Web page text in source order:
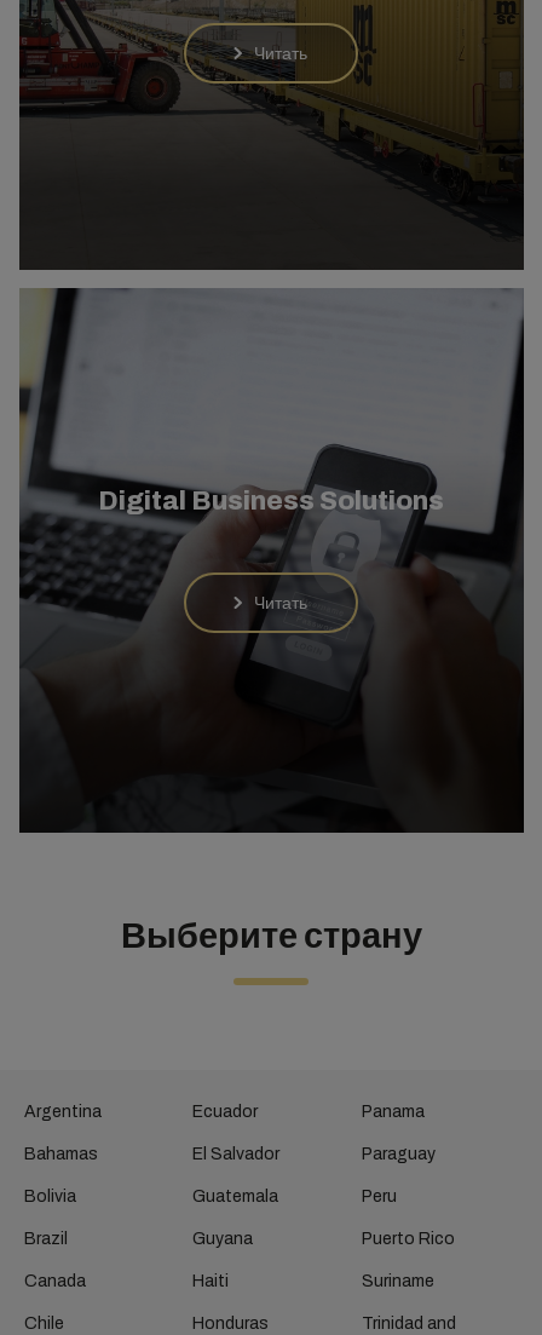
Читать
Digital Business Solutions
Читать
Выберите страну
Argentina
Bahamas
Bolivia
Brazil
Canada
Chile
Ecuador
El Salvador
Guatemala
Guyana
Haiti
Honduras
Panama
Paraguay
Peru
Puerto Rico
Suriname
Trinidad and